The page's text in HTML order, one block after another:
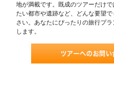
地が満載です。既成のツアーだけ
たい都市や遺跡など、どんな要望
さい。あなたにぴったりの旅行プ
します。